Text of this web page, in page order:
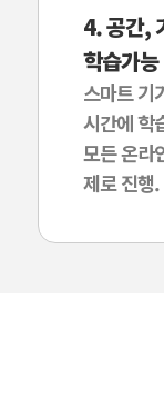
4. 공간,
학습가능
스마트 기
시간에 학
모든 온라
제로 진행.